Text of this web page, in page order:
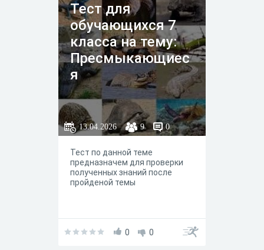
Тест для
обучающихся 7
класса на тему:
Пресмыкающиес
я
13.04.2026 9 0
Тест по данной теме
предназначем для проверки
полученных знаний после
пройденой темы
0 0